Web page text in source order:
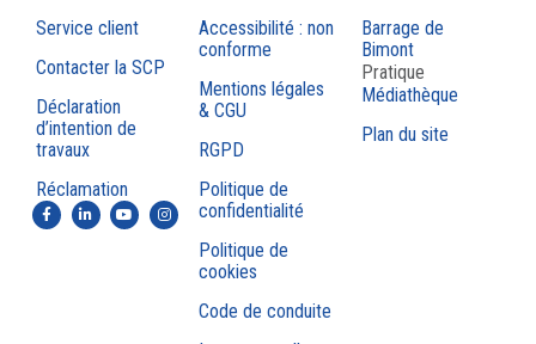
Service client
Contacter la SCP
Déclaration
d’intention de
travaux
Réclamation
Accessibilité : non
conforme
Mentions légales
& CGU
RGPD
Politique de
confidentialité
Politique de
cookies
Code de conduite
Barrage de
Bimont
Pratique
Médiathèque
Plan du site